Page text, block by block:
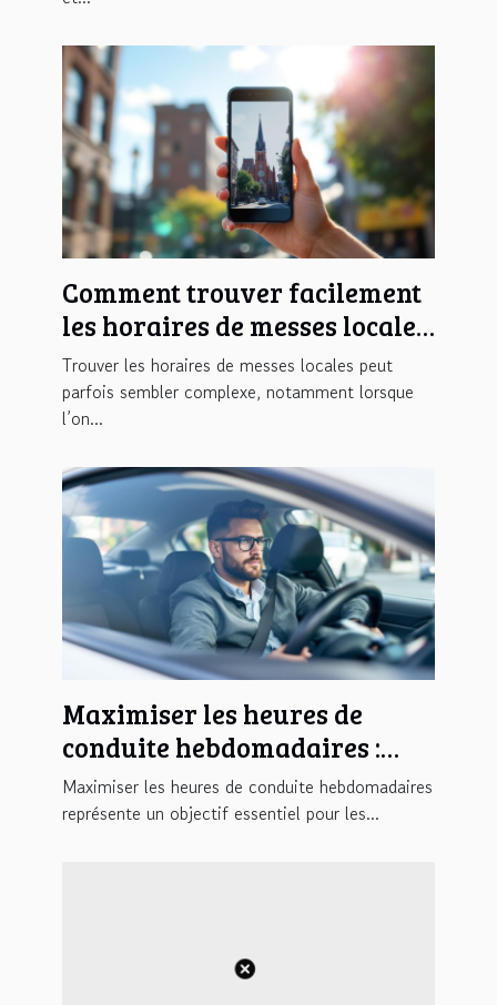
Comment trouver facilement
les horaires de messes locales
?
Trouver les horaires de messes locales peut
parfois sembler complexe, notamment lorsque
l’on...
Maximiser les heures de
conduite hebdomadaires :
stratégies et conseils
Maximiser les heures de conduite hebdomadaires
représente un objectif essentiel pour les...